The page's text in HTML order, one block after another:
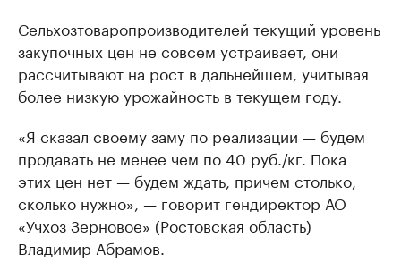
Сельхозтоваропроизводителей текущий уровень
закупочных цен не совсем устраивает, они
рассчитывают на рост в дальнейшем, учитывая
более низкую урожайность в текущем году.
«Я сказал своему заму по реализации — будем
продавать не менее чем по 40 руб./кг. Пока
этих цен нет — будем ждать, причем столько,
сколько нужно», — говорит гендиректор АО
«Учхоз Зерновое» (Ростовская область)
Владимир Абрамов.